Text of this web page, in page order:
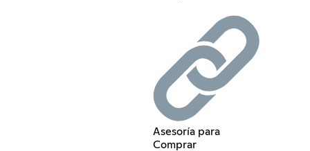
Asesoría para
Comprar